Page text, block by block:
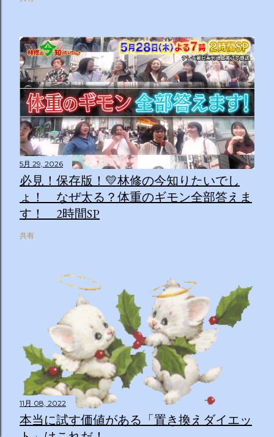
5月 29, 2026
必見！保存版！💛林修の今知りたいでし
ょ！ なぜ太る？体重のギモン全部答えま
す！ 2時間SP
共有
11月 08, 2022
本当に試す価値がある「置き換えダイエッ